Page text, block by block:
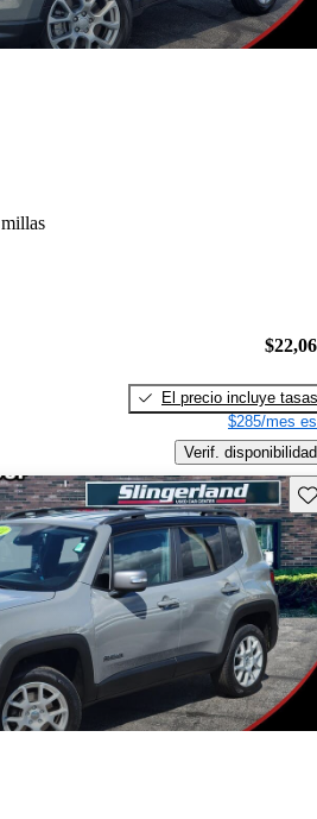
El precio incluye tasas
$285/mes
Verif. disponibilidad